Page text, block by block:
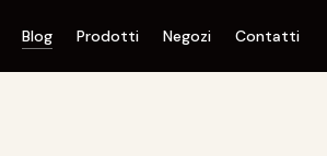
Blog Prodotti Negozi Contatti